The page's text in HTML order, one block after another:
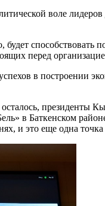
воле
способствовать
перед
в построении
президенты
в Баткенском
и это еще одна